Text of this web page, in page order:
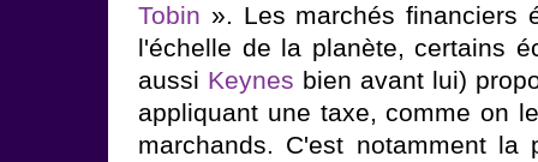
Tobin ». Les marchés financiers
l'échelle de la planète, certains
aussi Keynes bien avant lui)
appliquant une taxe, comme on
marchands. C'est notamment la